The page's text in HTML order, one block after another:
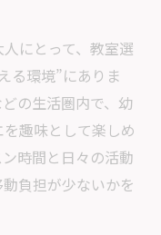
気な理由を解
選び方のポイン
魅力ある習い事
レエ教室の特徴
にとって、教室選
る環境”にありま
の生活圏内で、幼
趣味として楽しめ
時間と日々の活動
負担が少ないかを